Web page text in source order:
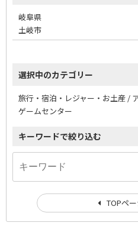
岐阜県
土岐市
選択中のカテゴリー
旅行・宿泊・レジャー・お土産 /
ゲームセンター
キーワードで絞り込む
TOPペ